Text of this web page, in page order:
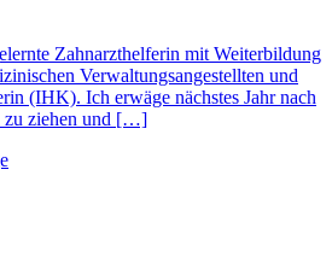
Zahnarzthelferin mit Weiterbildung
Verwaltungsangestellten und
(IHK). Ich erwäge nächstes Jahr nach
zu ziehen und […]